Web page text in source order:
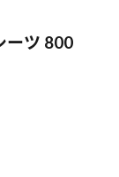
ーツ 800